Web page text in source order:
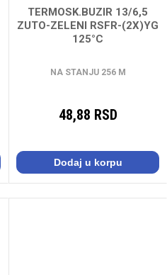
TERMOSK.BUZIR 13/6,5
ZUTO-ZELENI RSFR-(2X)YG
125°C
NA STANJU 256 M
48,88 RSD
Dodaj u korpu